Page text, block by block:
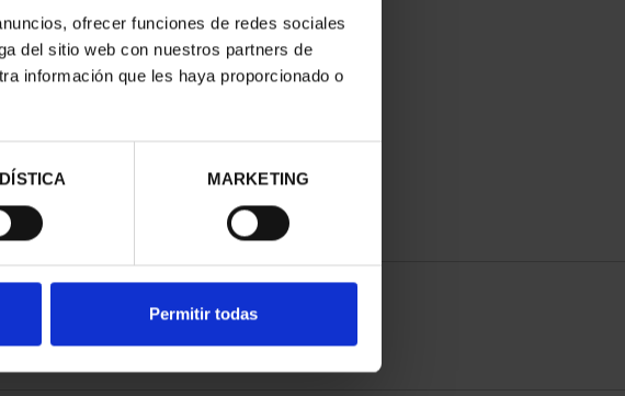
ofrecer funciones de redes sociales
del sitio web con nuestros partners de
información que les haya proporcionado o
MARKETING
Permitir todas
III -